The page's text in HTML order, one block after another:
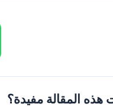
هذه المقالة مفيدة؟